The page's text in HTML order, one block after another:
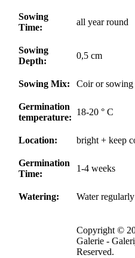
Sowing
Time:
all year round
Sowing
Depth:
0,5 cm
Sowing Mix: Coir or sowing
Germination
temperature:
18-20 ° C
Location: bright + keep
Germination
Time:
1-4 weeks
Watering: Water
Copyright ©
Galerie -
Reserved.